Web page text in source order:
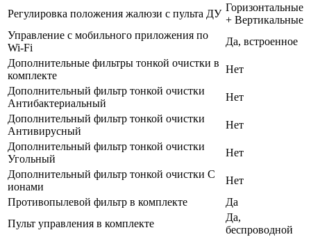
Регулировка положения жалюзи с пульта ДУ
Горизонтальные
+ Вертикальные
Управление c мобильного приложения по
Wi-Fi
Да, встроенное
Дополнительные фильтры тонкой очистки в
комплекте
Нет
Дополнительный фильтр тонкой очистки
Антибактериальный
Нет
Дополнительный фильтр тонкой очистки
Антивирусный
Нет
Дополнительный фильтр тонкой очистки
Угольный
Нет
Дополнительный фильтр тонкой очистки С
ионами
Нет
Противопылевой фильтр в комплекте
Да
Пульт управления в комплекте
Да,
беспроводной